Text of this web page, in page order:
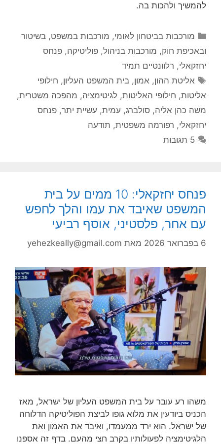
להמשיך ולהכות בה.
קטגוריות
מורכבות בביטחון לאומי, מורכבות במשפט, בשיטור
ובאכיפת חוק, מורכבות בניהול, פוליטיקה, פנחס
יחזקאלי, רלוונטיים תמיד
תגיות
אליטת ההון, אמון,בית המשפט העליון, חילופי
אליטות, חילופי האליטות, לגיטימציה, מהפכה משטרית,
משה כהן אליה, סולברג, עמית, עשיית יתר, פנחס
יחזקאלי, רפורמה משפטית, תודעה
5 תגובות
פנחס יחזקאלי: 10 ממים על בית
המשפט שאיבד את עמו והלך לחפש
עם אחר, פלסטיני, אוסף רביעי
6 בפברואר 2026 מאת yehezkeally@gmail.com
משהו רע עובר על בית המשפט העליון של ישראל, מאז
הכניס ביודעין את מלוא גופו לביצת הפוליטיקה הדלוחה
של ישראל. הוא ירד ממעמדו, ואיבד את האמון ואת
הלגיטימציה לפעולותיו בקרב חצי מהעם. בדף זה אספנו